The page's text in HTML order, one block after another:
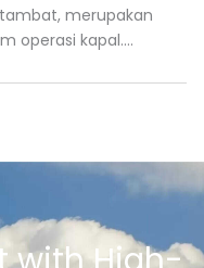
merupakan
operasi kapal....